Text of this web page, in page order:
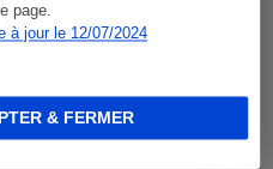
page.
à jour le 12/07/2024
& FERMER